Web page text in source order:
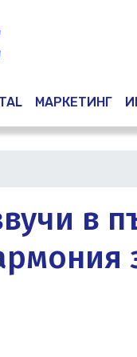
МАРКЕТИНГ
в